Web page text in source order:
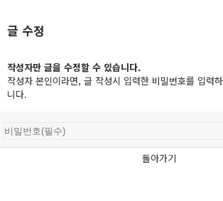
글 수정
작성자만 글을 수정할 수 있습니다.
작성자 본인이라면, 글 작성시 입력한 비밀번호를 입력
니다.
돌아가기